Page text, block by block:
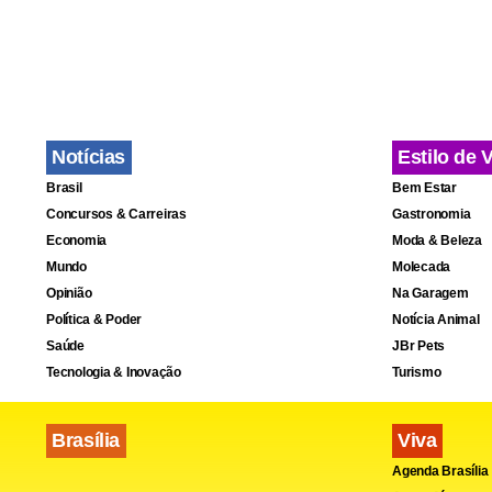
O setor de
setor foram
almeirão (-
(-16,3%) e
Notícias
Brasil
Concursos & Carreiras
Economia
Mundo
Opinião
Política & Poder
Saúde
Tecnologia & Inovação
Brasília
Estilo de
Bem Estar
Gastronomia
Moda & Beleza
Molecada
Na Garagem
Notícia Animal
JBr Pets
Turismo
Viva
Agenda Brasília